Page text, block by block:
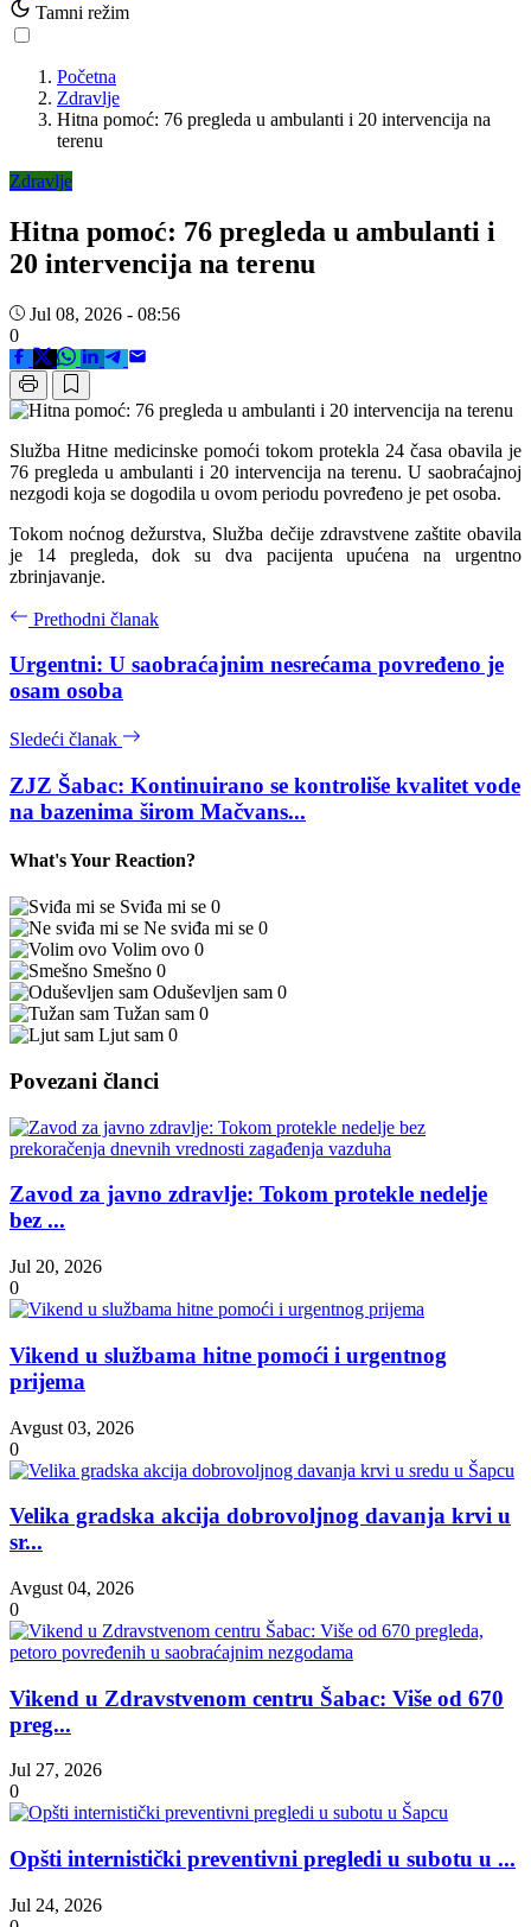
Tamni režim
Početna
Zdravlje
Hitna pomoć: 76 pregleda u ambulanti i 20 intervencija na
terenu
Zdravlje
Hitna pomoć: 76 pregleda u ambulanti i
20 intervencija na terenu
Jul 08, 2026 - 08:56
0
Služba Hitne medicinske pomoći tokom protekla 24 časa obavila je
76 pregleda u ambulanti i 20 intervencija na terenu. U saobraćajnoj
nezgodi koja se dogodila u ovom periodu povređeno je pet osoba.
Tokom noćnog dežurstva, Služba dečije zdravstvene zaštite obavila
je 14 pregleda, dok su dva pacijenta upućena na urgentno
zbrinjavanje.
Prethodni članak
Urgentni: U saobraćajnim nesrećama povređeno je
osam osoba
Sledeći članak
ZJZ Šabac: Kontinuirano se kontroliše kvalitet vode
na bazenima širom Mačvans...
What's Your Reaction?
Sviđa mi se 0
Ne sviđa mi se 0
Volim ovo 0
Smešno 0
Oduševljen sam 0
Tužan sam 0
Ljut sam 0
Povezani članci
Zavod za javno zdravlje: Tokom protekle nedelje
bez ...
Jul 20, 2026
0
Vikend u službama hitne pomoći i urgentnog
prijema
Avgust 03, 2026
0
Velika gradska akcija dobrovoljnog davanja krvi u
sr...
Avgust 04, 2026
0
Vikend u Zdravstvenom centru Šabac: Više od 670
preg...
Jul 27, 2026
0
Opšti internistički preventivni pregledi u subotu u ...
Jul 24, 2026